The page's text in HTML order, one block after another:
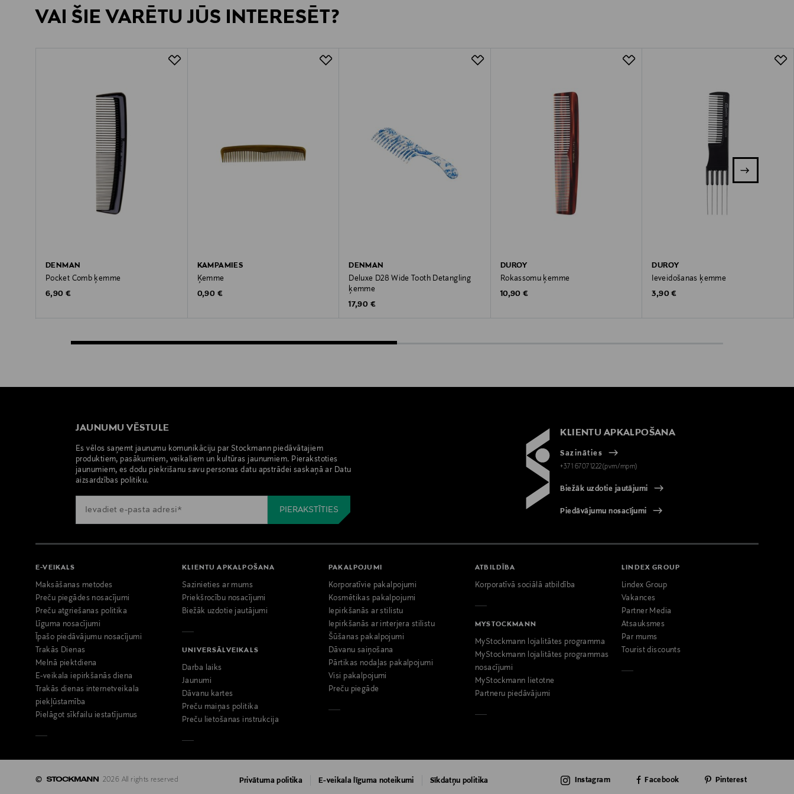
VAI ŠIE VARĒTU JŪS INTERESĒT?
DENMAN
Pocket Comb ķemme
Original Price
6,90 €
KAMPAMIES
Ķemme
Original Price
0,90 €
DENMAN
Deluxe D28 Wide Tooth Detangling
ķemme
Original Price
17,90 €
DUROY
Rokassomu ķemme
Original Price
10,90 €
DUROY
Ieveidošanas ķemme
Original Price
3,90 €
JAUNUMU VĒSTULE
Es vēlos saņemt jaunumu komunikāciju par Stockmann piedāvātajiem
produktiem, pasākumiem, veikaliem un kultūras jaunumiem. Pierakstoties
jaunumiem, es dodu piekrišanu savu personas datu apstrādei saskaņā ar Datu
aizsardzības politiku.
KLIENTU APKALPOŠANA
Sazināties
+371 67071222(pvm/mpm)
Biežāk uzdotie jautājumi
Piedāvājumu nosacījumi
E-VEIKALS
Maksāšanas metodes
Preču piegādes nosacījumi
Preču atgriešanas politika
Līguma nosacījumi
Īpašo piedāvājumu nosacījumi
Trakās Dienas
Melnā piektdiena
E-veikala iepirkšanās diena
Trakās dienas internetveikala
piekļūstamība
Pielāgot sīkfailu iestatījumus
KLIENTU APKALPOŠANA
Sazinieties ar mums
Priekšrocību nosacījumi
Biežāk uzdotie jautājumi
UNIVERSĀLVEIKALS
Darba laiks
Jaunumi
Dāvanu kartes
Preču maiņas politika
Preču lietošanas instrukcija
PAKALPOJUMI
Korporatīvie pakalpojumi
Kosmētikas pakalpojumi
Iepirkšanās ar stilistu
Iepirkšanās ar interjera stilistu
Šūšanas pakalpojumi
Dāvanu saiņošana
Pārtikas nodaļas pakalpojumi
Visi pakalpojumi
Preču piegāde
ATBILDĪBA
Korporatīvā sociālā atbildība
MYSTOCKMANN
MyStockmann lojalitātes programma
MyStockmann lojalitātes programmas
nosacījumi
MyStockmann lietotne
Partneru piedāvājumi
LINDEX GROUP
Lindex Group
Vakances
Partner Media
Atsauksmes
Par mums
Tourist discounts
© 2026 All rights reserved Privātuma politika E-veikala līguma noteikumi Sīkdatņu politika Instagram Facebook Pinterest